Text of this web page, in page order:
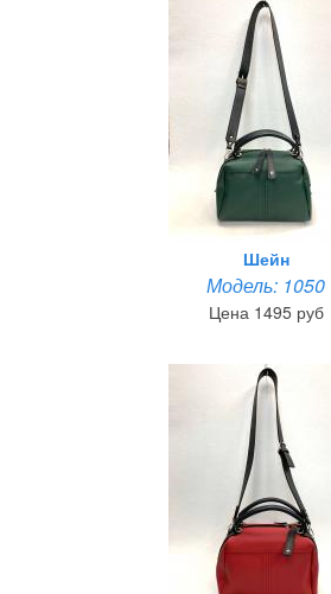
Шейн
Модель: 1050
Цена 1495 руб